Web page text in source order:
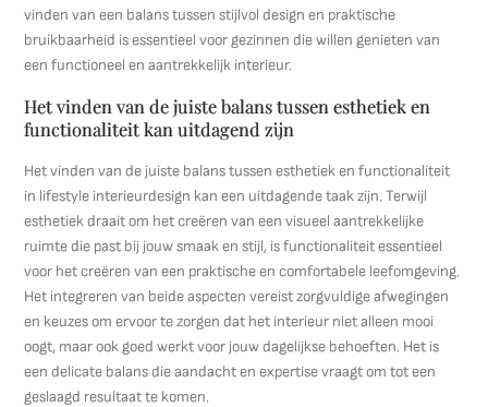
vinden van een balans tussen stijlvol design en praktische
bruikbaarheid is essentieel voor gezinnen die willen genieten van
een functioneel en aantrekkelijk interieur.
Het vinden van de juiste balans tussen esthetiek en
functionaliteit kan uitdagend zijn
Het vinden van de juiste balans tussen esthetiek en functionaliteit
in lifestyle interieurdesign kan een uitdagende taak zijn. Terwijl
esthetiek draait om het creëren van een visueel aantrekkelijke
ruimte die past bij jouw smaak en stijl, is functionaliteit essentieel
voor het creëren van een praktische en comfortabele leefomgeving.
Het integreren van beide aspecten vereist zorgvuldige afwegingen
en keuzes om ervoor te zorgen dat het interieur niet alleen mooi
oogt, maar ook goed werkt voor jouw dagelijkse behoeften. Het is
een delicate balans die aandacht en expertise vraagt om tot een
geslaagd resultaat te komen.